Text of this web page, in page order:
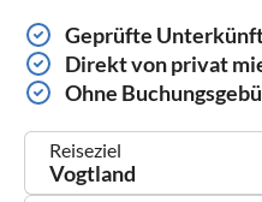
Geprüfte
Direkt von privat
Ohne
Reiseziel